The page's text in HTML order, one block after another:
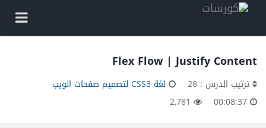
Flex Flow | Justify Content
ترتيب الدرس : 28
لغة CSS3 لتصميم صفحات الويب